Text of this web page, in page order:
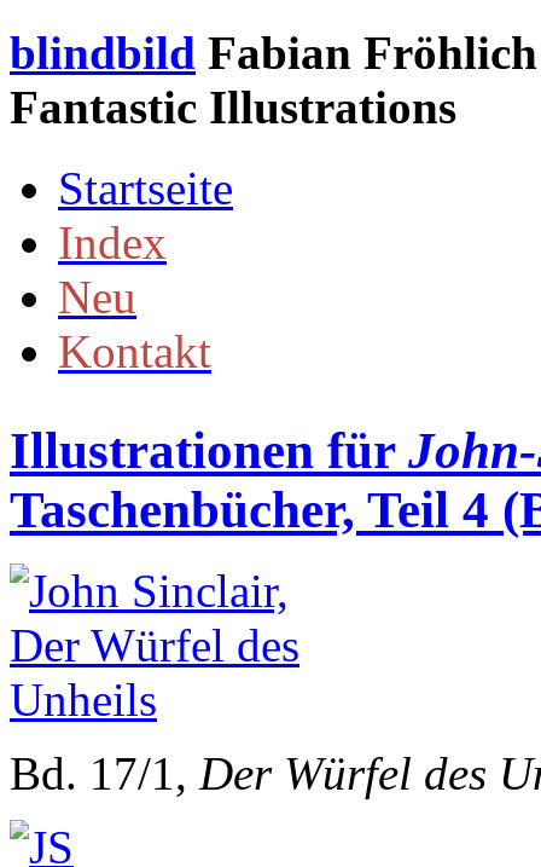
blindbild Fabian
Fantastic Illustrations
Startseite
Index
Neu
Kontakt
Illustrationen für
Taschenbücher, Teil 4
Bd. 17/1, Der Würfel des